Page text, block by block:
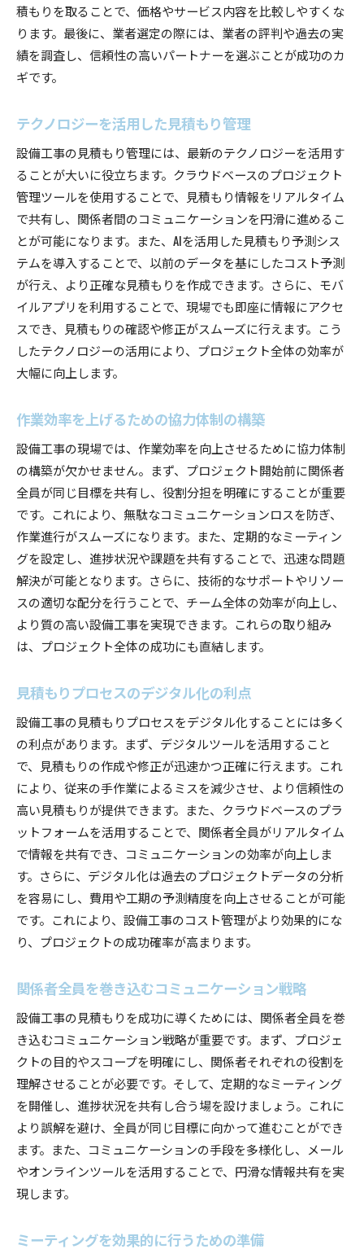
積もりを取ることで、価格やサービス内容を比較しやすくな
ります。最後に、業者選定の際には、業者の評判や過去の実
績を調査し、信頼性の高いパートナーを選ぶことが成功のカ
ギです。
テクノロジーを活用した見積もり管理
設備工事の見積もり管理には、最新のテクノロジーを活用す
ることが大いに役立ちます。クラウドベースのプロジェクト
管理ツールを使用することで、見積もり情報をリアルタイム
で共有し、関係者間のコミュニケーションを円滑に進めるこ
とが可能になります。また、AIを活用した見積もり予測シス
テムを導入することで、以前のデータを基にしたコスト予測
が行え、より正確な見積もりを作成できます。さらに、モバ
イルアプリを利用することで、現場でも即座に情報にアクセ
スでき、見積もりの確認や修正がスムーズに行えます。こう
したテクノロジーの活用により、プロジェクト全体の効率が
大幅に向上します。
作業効率を上げるための協力体制の構築
設備工事の現場では、作業効率を向上させるために協力体制
の構築が欠かせません。まず、プロジェクト開始前に関係者
全員が同じ目標を共有し、役割分担を明確にすることが重要
です。これにより、無駄なコミュニケーションロスを防ぎ、
作業進行がスムーズになります。また、定期的なミーティン
グを設定し、進捗状況や課題を共有することで、迅速な問題
解決が可能となります。さらに、技術的なサポートやリソー
スの適切な配分を行うことで、チーム全体の効率が向上し、
より質の高い設備工事を実現できます。これらの取り組み
は、プロジェクト全体の成功にも直結します。
見積もりプロセスのデジタル化の利点
設備工事の見積もりプロセスをデジタル化することには多く
の利点があります。まず、デジタルツールを活用すること
で、見積もりの作成や修正が迅速かつ正確に行えます。これ
により、従来の手作業によるミスを減少させ、より信頼性の
高い見積もりが提供できます。また、クラウドベースのプラ
ットフォームを活用することで、関係者全員がリアルタイム
で情報を共有でき、コミュニケーションの効率が向上しま
す。さらに、デジタル化は過去のプロジェクトデータの分析
を容易にし、費用や工期の予測精度を向上させることが可能
です。これにより、設備工事のコスト管理がより効果的にな
り、プロジェクトの成功確率が高まります。
関係者全員を巻き込むコミュニケーション戦略
設備工事の見積もりを成功に導くためには、関係者全員を巻
き込むコミュニケーション戦略が重要です。まず、プロジェ
クトの目的やスコープを明確にし、関係者それぞれの役割を
理解させることが必要です。そして、定期的なミーティング
を開催し、進捗状況を共有し合う場を設けましょう。これに
より誤解を避け、全員が同じ目標に向かって進むことができ
ます。また、コミュニケーションの手段を多様化し、メール
やオンラインツールを活用することで、円滑な情報共有を実
現します。
ミーティングを効果的に行うための準備